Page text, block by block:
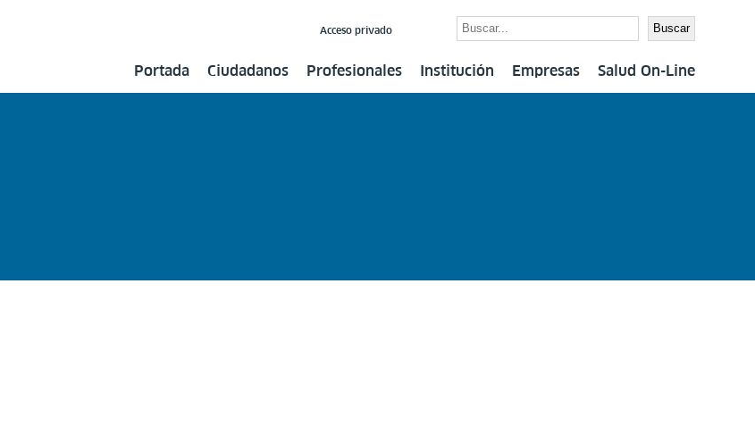
Buscar
Acceso privado
Portada Ciudadanos Profesionales Institución Empresas Salud On-Line